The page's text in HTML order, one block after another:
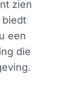
zien
biedt
een
die